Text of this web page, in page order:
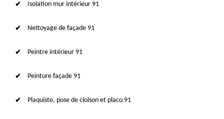
Isolation mur intérieur 91
Nettoyage de façade 91
Peintre intérieur 91
Peinture façade 91
Plaquiste, pose de cloison et placo 91